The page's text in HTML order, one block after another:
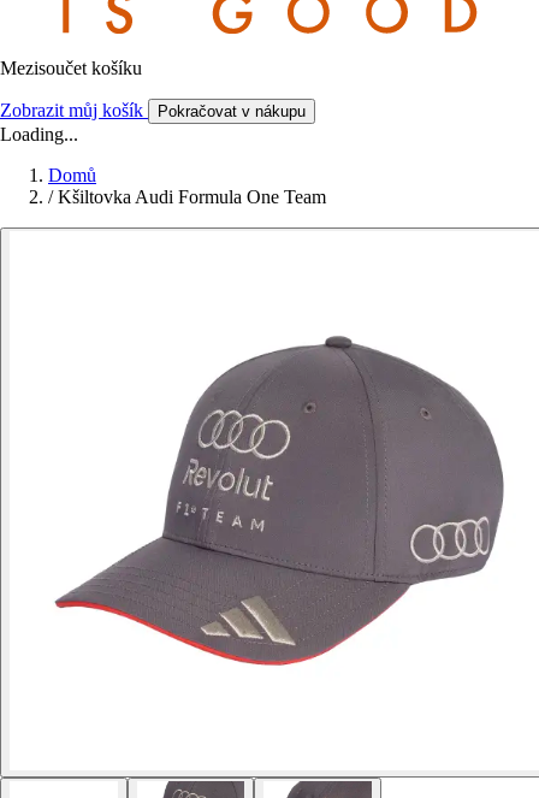
Mezisoučet košíku
Zobrazit můj košík Pokračovat v nákupu
Loading...
Domů
/ Kšiltovka Audi Formula One Team